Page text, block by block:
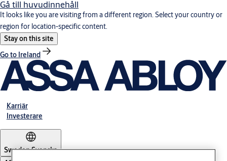
Gå till huvudinnehåll
It looks like you are visiting from a different region. Select your country or
region for location-specific content.
Stay on this site
Go to Ireland
Karriär
Investerare
Sweden·Svenska